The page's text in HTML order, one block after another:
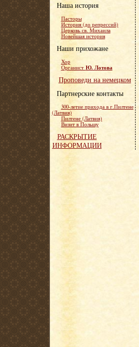
Наша история
Пасторы
История (до репрессий)
Церковь св. Михаила
Новейшая история
Наши прихожане
Хор
Органист Ю. Лотова
Проповеди на немецком
Партнерские контакты
300-летие прихода в г.Пилтене
(Латвия)
Пилтене (Латвия)
Визит в Польшу
РАСКРЫТИЕ
ИНФОРМАЦИИ